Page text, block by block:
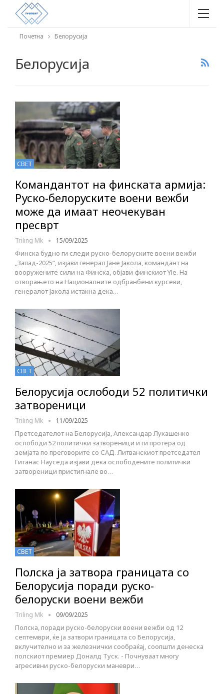
Почетна Белорусија
Белорусија
СВЕТ
Командантот на финската армија:
Руско-белоруските воени вежби
може да имаат неочекуван
пресврт
Triling Mk 15/09/2025
Финска будно ги следи руско-белоруските воени вежби
„Запад-2025“, изјави генерал Јане Јакола, командант на
вооружените сили на Финска, објави финскиот Yle. На
отворањето на Националните одбранбени курсеви,
генералот Јакола истакна дека…
СВЕТ
Белорусија ослободи 52 политички
затвореници
Triling Mk 11/09/2025
Претседателот на Белорусија, Александар Лукашенко
ослободи 52 политички затвореници и ги протера од
земјата по преговорите со САД. Литванскиот претседател
Гитанас Науседа изјави дека ослободените политички
затвореници пристигнале во…
СВЕТ
Полска ја затвора границата со
Белорусија поради руско-
белоруски воени вежби
Triling Mk 09/09/2025
Полска, поради руско-белоруски воени вежби од 12
септември, ќе ја затвори границата со Белорусија,
вклучително и за железнички сообраќај, соопшти денеска
полскиот премиер Доналд Туск. - Почнуваат многу
агресивни руско-белоруски маневри…